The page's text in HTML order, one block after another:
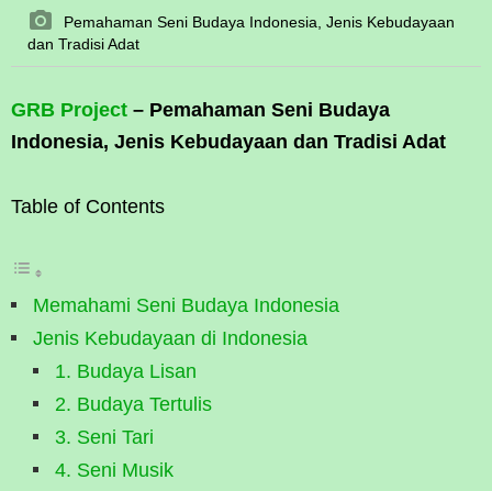
Pemahaman Seni Budaya Indonesia, Jenis Kebudayaan
dan Tradisi Adat
GRB Project – Pemahaman Seni Budaya
Indonesia, Jenis Kebudayaan dan Tradisi Adat
Table of Contents
Memahami Seni Budaya Indonesia
Jenis Kebudayaan di Indonesia
1. Budaya Lisan
2. Budaya Tertulis
3. Seni Tari
4. Seni Musik